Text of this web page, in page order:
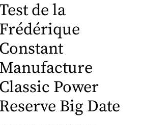
de la
Frédérique
Constant
Manufacture
Classic Power
Reserve Big Date